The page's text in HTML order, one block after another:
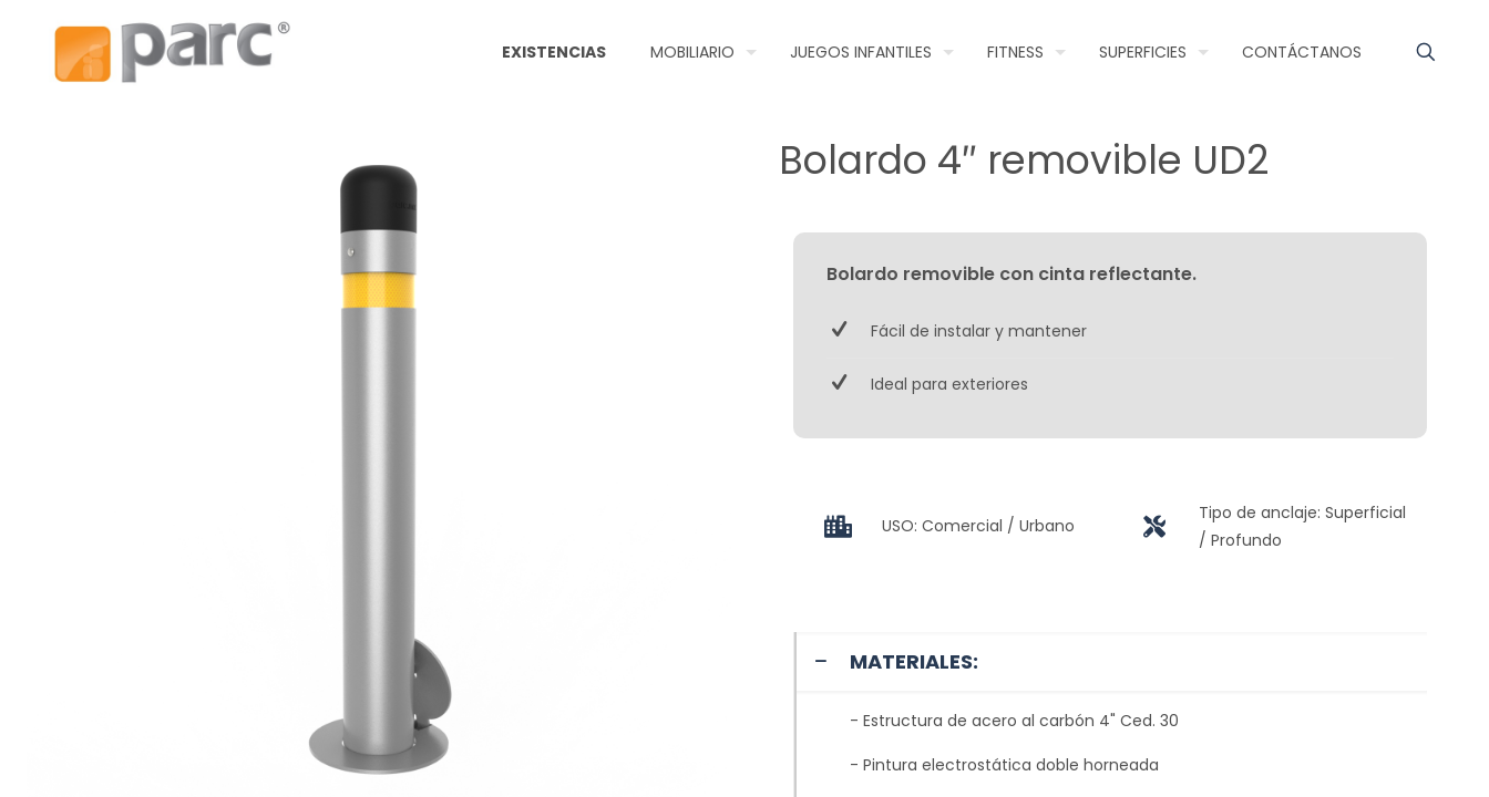
EXISTENCIAS MOBILIARIO JUEGOS INFANTILES FITNESS SUPERFICIES CONTÁCTANOS
Bolardo 4″ removible UD2
Bolardo removible con cinta reflectante.
Fácil de instalar y mantener
Ideal para exteriores
USO: Comercial / Urbano
Tipo de anclaje: Superficial
/ Profundo
MATERIALES:
- Estructura de acero al carbón 4" Ced. 30
- Pintura electrostática doble horneada